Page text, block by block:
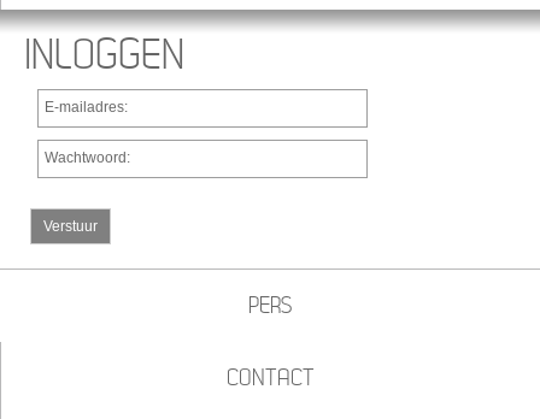
INLOGGEN
E-mailadres:
Wachtwoord:
Verstuur
PERS
CONTACT